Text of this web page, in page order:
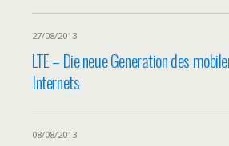
27/08/2013
LTE – Die neue Generation des
Internets
08/08/2013